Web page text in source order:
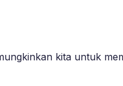
kita untuk